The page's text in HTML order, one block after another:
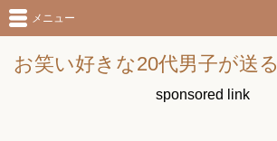
お笑い好きな20代男子が送
メニュー
sponsored link